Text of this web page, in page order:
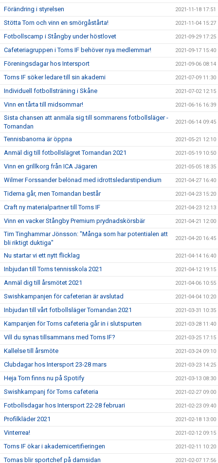
Förändring i styrelsen 2021-11-18 17:51
Stötta Torn och vinn en smörgåstårta! 2021-11-04 15:27
Fotbollscamp i Stångby under höstlovet 2021-09-29 17:25
Cafeteriagruppen i Torns IF behöver nya medlemmar! 2021-09-17 15:40
Föreningsdagar hos Intersport 2021-09-06 08:14
Torns IF söker ledare till sin akademi 2021-07-09 11:30
Individuell fotbollsträning i Skåne 2021-07-02 12:15
Vinn en tårta till midsommar! 2021-06-16 16:39
Sista chansen att anmäla sig till sommarens fotbollsläger -
Tornandan
2021-06-14 09:45
Tennisbanorna är öppna 2021-05-21 12:10
Anmäl dig till fotbollslägret Tornandan 2021 2021-05-19 10:50
Vinn en grillkorg från ICA Jägaren 2021-05-05 18:35
Wilmer Forssander belönad med idrottsledarstipendium 2021-04-27 16:40
Tiderna går, men Tornandan består 2021-04-23 15:20
Craft ny materialpartner till Torns IF 2021-04-23 12:13
Vinn en vacker Stångby Premium prydnadskörsbär 2021-04-21 12:00
Tim Tinghammar Jönsson: "Många som har potentialen att
bli riktigt duktiga"
2021-04-20 16:45
Nu startar vi ett nytt flicklag 2021-04-14 16:40
Inbjudan till Torns tennisskola 2021 2021-04-12 19:15
Anmäl dig till årsmötet 2021 2021-04-06 10:55
Swishkampanjen för cafeterian är avslutad 2021-04-04 10:20
Inbjudan till vårt fotbollsläger Tornandan 2021 2021-03-31 10:35
Kampanjen för Torns cafeteria går in i slutspurten 2021-03-28 11:40
Vill du synas tillsammans med Torns IF? 2021-03-25 17:15
Kallelse till årsmöte 2021-03-24 09:10
Clubdagar hos Intersport 23-28 mars 2021-03-23 14:25
Heja Torn finns nu på Spotify 2021-03-13 08:30
Swishkampanj för Torns cafeteria 2021-02-27 09:00
Fotbollsdagar hos Intersport 22-28 februari 2021-02-23 09:40
Profilkläder 2021 2021-02-18 13:00
Vinterrea! 2021-02-12 09:15
Torns IF ökar i akademicertifieringen 2021-02-11 10:20
Tomas blir sportchef på damsidan 2021-02-07 17:56